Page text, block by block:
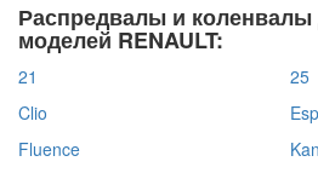
Распредвалы и коленвалы
моделей RENAULT:
21
25
Clio
Fluence